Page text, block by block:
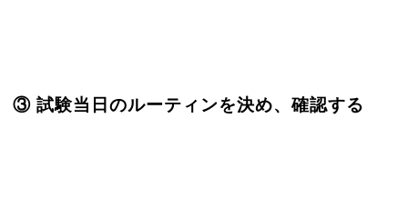
③ 試験当日のルーティンを決め、確認する